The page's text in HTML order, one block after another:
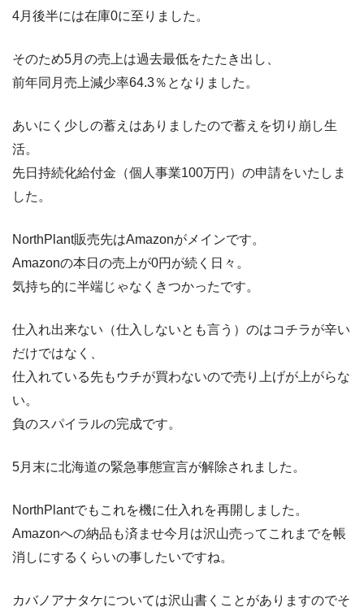
4月後半には在庫0に至りました。
そのため5月の売上は過去最低をたたき出し、
前年同月売上減少率64.3％となりました。
あいにく少しの蓄えはありましたので蓄えを切り崩し生
活。
先日持続化給付金（個人事業100万円）の申請をいたしま
した。
NorthPlant販売先はAmazonがメインです。
Amazonの本日の売上が0円が続く日々。
気持ち的に半端じゃなくきつかったです。
仕入れ出来ない（仕入しないとも言う）のはコチラが辛い
だけではなく、
仕入れている先もウチが買わないので売り上げが上がらな
い。
負のスパイラルの完成です。
5月末に北海道の緊急事態宣言が解除されました。
NorthPlantでもこれを機に仕入れを再開しました。
Amazonへの納品も済ませ今月は沢山売ってこれまでを帳
消しにするくらいの事したいですね。
カバノアナタケについては沢山書くことがありますのでそ